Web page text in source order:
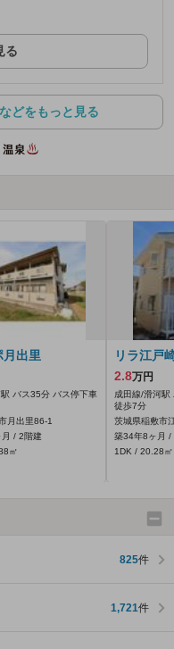
る
どをもっと見る
月出里
バス35分 バス停下車
月出里86‐1
/ 2階建
㎡
リラ江戸
2.8万円
成田線/滑河駅
徒歩7分
茨城県稲敷市
築34年8ヶ月 /
1DK / 20.28㎡
825件
1,721件